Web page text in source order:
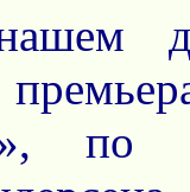
по